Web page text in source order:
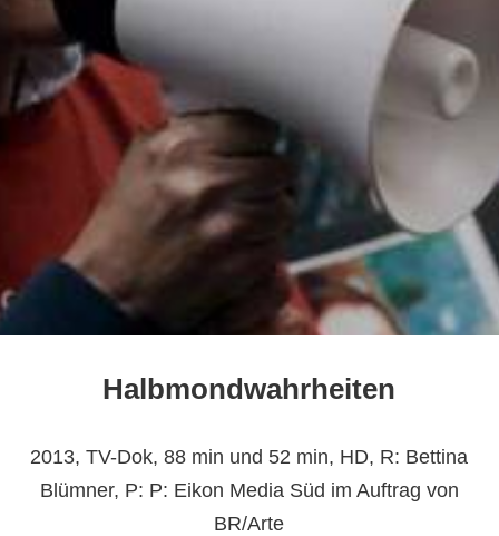
Halbmondwahrheiten
2013, TV-Dok, 88 min und 52 min, HD, R: Bettina
Blümner, P: P: Eikon Media Süd im Auftrag von
BR/Arte